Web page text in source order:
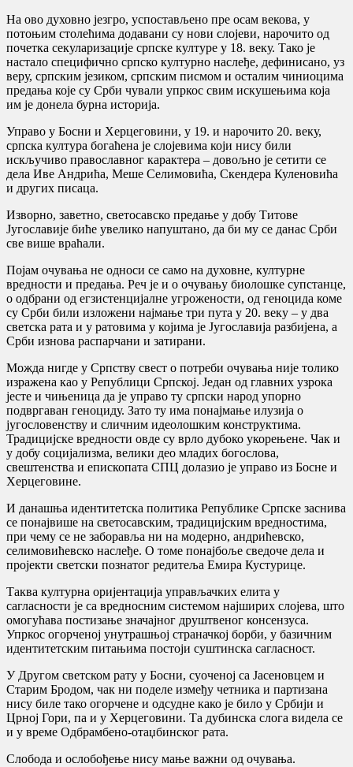
На ово духовно језгро, успостављено пре осам векова, у
потоњим столећима додавани су нови слојеви, нарочито од
почетка секуларизације српске културе у 18. веку. Тако је
настало специфично српско културно наслеђе, дефинисано, уз
веру, српским језиком, српским писмом и осталим чиниоцима
предања које су Срби чували упркос свим искушењима која
им је донела бурна историја.
Управо у Босни и Херцеговини, у 19. и нарочито 20. веку,
српска култура богаћена је слојевима који нису били
искључиво православног карактера – довољно је сетити се
дела Иве Андрића, Меше Селимовића, Скендера Куленовића
и других писаца.
Изворно, заветно, светосавско предање у добу Титове
Југославије биће увелико напуштано, да би му се данас Срби
све више враћали.
Појам очувања не односи се само на духовне, културне
вредности и предања. Реч је и о очувању биолошке супстанце,
о одбрани од егзистенцијалне угрожености, од геноцида коме
су Срби били изложени најмање три пута у 20. веку – у два
светска рата и у ратовима у којима је Југославија разбијена, а
Срби изнова распарчани и затирани.
Можда нигде у Српству свест о потреби очувања није толико
изражена као у Републици Српској. Један од главних узрока
јесте и чињеница да је управо ту српски народ упорно
подвргаван геноциду. Зато ту има понајмање илузија о
југословенству и сличним идеолошким конструктима.
Традицијске вредности овде су врло дубоко укорењене. Чак и
у добу социјализма, велики део младих богослова,
свештенства и епископата СПЦ долазио је управо из Босне и
Херцеговине.
И данашња идентитетска политика Републике Српске заснива
се понајвише на светосавским, традицијским вредностима,
при чему се не заборавља ни на модерно, андрићевско,
селимовићевско наслеђе. О томе понајбоље сведоче дела и
пројекти светски познатог редитеља Емира Кустурице.
Таква културна оријентација управљачких елита у
сагласности је са вредносним системом најширих слојева, што
омогућава постизање значајног друштвеног консензуса.
Упркос огорченој унутрашњој страначкој борби, у базичним
идентитетским питањима постоји суштинска сагласност.
У Другом светском рату у Босни, суоченој са Јасеновцем и
Старим Бродом, чак ни поделе између четника и партизана
нису биле тако огорчене и одсудне како је било у Србији и
Црној Гори, па и у Херцеговини. Та дубинска слога видела се
и у време Одбрамбено-отаџбинског рата.
Слобода и ослобођење нису мање важни од очувања.